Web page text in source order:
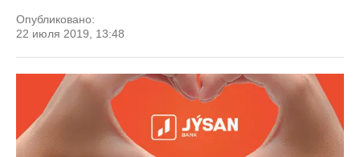
Опубликовано:
22 июля 2019, 13:48